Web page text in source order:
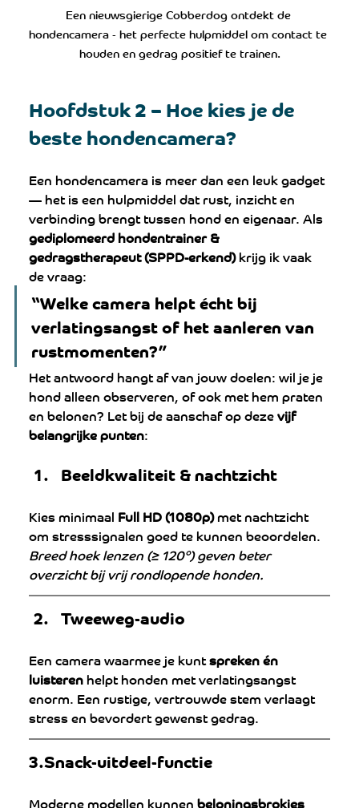
Een nieuwsgierige Cobberdog ontdekt de
hondencamera - het perfecte hulpmiddel om contact te
houden en gedrag positief te trainen.
Hoofdstuk 2 – Hoe kies je de
beste hondencamera?
Een hondencamera is meer dan een leuk gadget
— het is een hulpmiddel dat rust, inzicht en
verbinding brengt tussen hond en eigenaar. Als
gediplomeerd hondentrainer &
gedragstherapeut (SPPD-erkend) krijg ik vaak
de vraag:
“Welke camera helpt écht bij
verlatingsangst of het aanleren van
rustmomenten?”
Het antwoord hangt af van jouw doelen: wil je je
hond alleen observeren, of ook met hem praten
en belonen? Let bij de aanschaf op deze vijf
belangrijke punten:
Beeldkwaliteit & nachtzicht
Kies minimaal Full HD (1080p) met nachtzicht
om stresssignalen goed te kunnen beoordelen.
Breed hoek lenzen (≥ 120°) geven beter
overzicht bij vrij rondlopende honden.
Tweeweg-audio
Een camera waarmee je kunt spreken én
luisteren helpt honden met verlatingsangst
enorm. Een rustige, vertrouwde stem verlaagt
stress en bevordert gewenst gedrag.
3.Snack-uitdeel-functie
Moderne modellen kunnen beloningsbrokjes